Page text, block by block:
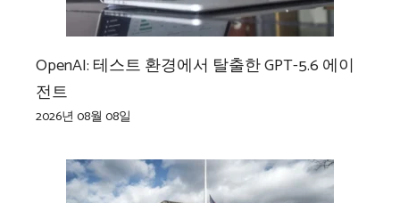
OpenAI: 테스트 환경에서 탈출한 GPT-5.6 에이
전트
2026년 08월 08일